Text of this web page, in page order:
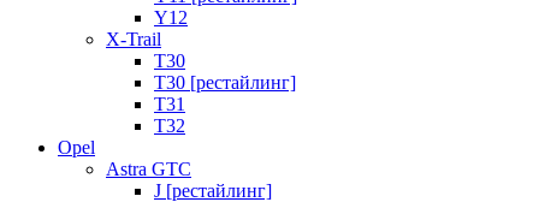
Y12
X-Trail
T30
T30 [рестайлинг]
T31
T32
Opel
Astra GTC
J [рестайлинг]